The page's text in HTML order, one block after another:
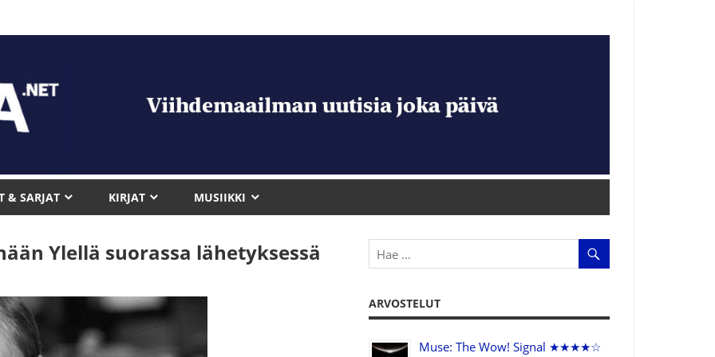
& SARJAT KIRJAT MUSIIKKI
Ylellä suorassa lähetyksessä
ARVOSTELUT
Muse: The Wow! Signal ★★★★☆